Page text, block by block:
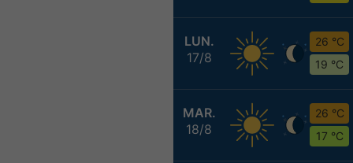
LUN.
17/8
26 °C
19 °C
MAR.
18/8
26 °C
17 °C